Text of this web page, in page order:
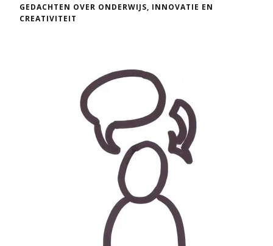
GEDACHTEN OVER ONDERWIJS, INNOVATIE EN
CREATIVITEIT